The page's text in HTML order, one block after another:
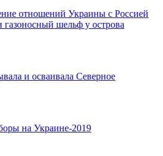
отношений Украины с Россией
шельф у острова
и осваивала Северное
на Украине-2019